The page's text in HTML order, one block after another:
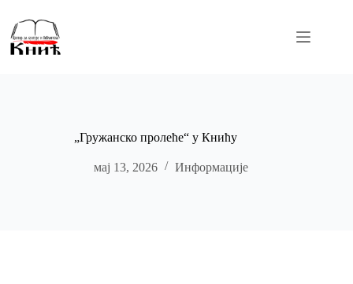
content
„Гружанско пролеће“ у Книћу
мај 13, 2026 Информације